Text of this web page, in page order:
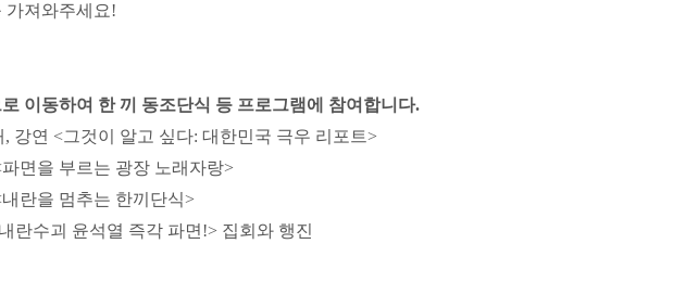
가져와주세요!
이동하여 한 끼 동조단식 등 프로그램에 참여합니다.
강연 <그것이 알고 싶다: 대한민국 극우 리포트>
면을 부르는 광장 노래자랑>
란을 멈추는 한끼단식>
란수괴 윤석열 즉각 파면!> 집회와 행진